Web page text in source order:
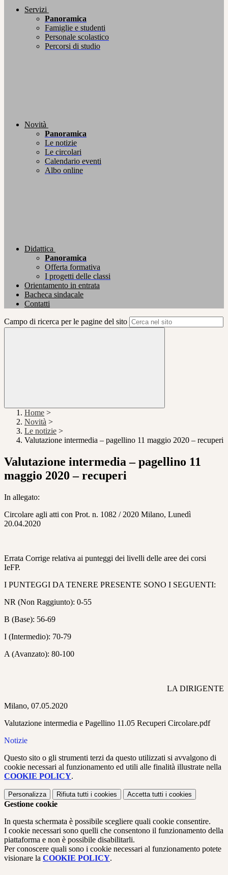
Servizi
Panoramica
Famiglie e studenti
Personale scolastico
Percorsi di studio
Novità
Panoramica
Le notizie
Le circolari
Calendario eventi
Albo online
Didattica
Panoramica
Offerta formativa
I progetti delle classi
Orientamento in entrata
Bacheca sindacale
Contatti
Campo di ricerca per le pagine del sito
Home >
Novità >
Le notizie >
Valutazione intermedia – pagellino 11 maggio 2020 – recuperi
Valutazione intermedia – pagellino 11
maggio 2020 – recuperi
In allegato:
Circolare agli atti con Prot. n. 1082 / 2020 Milano, Lunedì
20.04.2020
Errata Corrige relativa ai punteggi dei livelli delle aree dei corsi
IeFP.
I PUNTEGGI DA TENERE PRESENTE SONO I SEGUENTI:
NR (Non Raggiunto): 0-55
B (Base): 56-69
I (Intermedio): 70-79
A (Avanzato): 80-100
LA DIRIGENTE
Milano, 07.05.2020
Valutazione intermedia e Pagellino 11.05 Recuperi Circolare.pdf
Notizie
Questo sito o gli strumenti terzi da questo utilizzati si avvalgono di
cookie necessari al funzionamento ed utili alle finalità illustrate nella
COOKIE POLICY.
Personalizza Rifiuta tutti i cookies Accetta tutti i cookies
Gestione cookie
In questa schermata è possibile scegliere quali cookie consentire.
I cookie necessari sono quelli che consentono il funzionamento della
piattaforma e non è possibile disabilitarli.
Per conoscere quali sono i cookie necessari al funzionamento potete
visionare la COOKIE POLICY.